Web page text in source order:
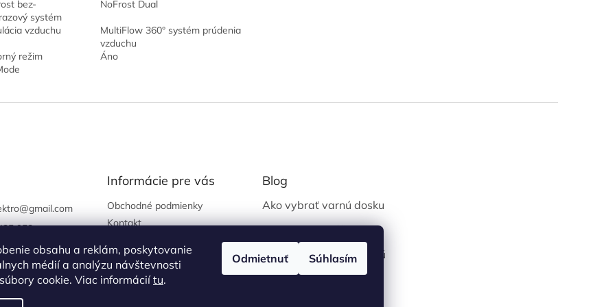
obsahu a reklám, poskytovanie
médií a analýzu návštevnosti
cookie. Viac informáciítu.
Odmietnuť Súhlasím
bez-
systém
NoFrost Dual
vzduchu
MultiFlow 360° systém prúdenia
vzduchu
režim
Áno
@gmail.com
958
645
Informácie pre vás
Obchodné podmienky
Kontakt
Blog
Ako vybrať varnú dosku
Ako zapojiť práčku
Ako vybrať automatickú
práčku